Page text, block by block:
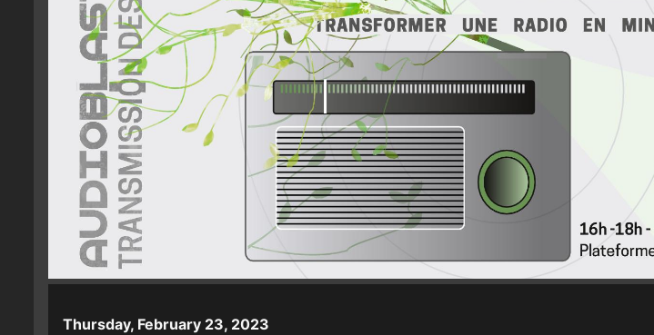
Thursday, February 23, 2023